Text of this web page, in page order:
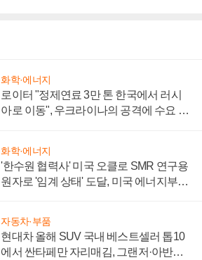
화학·에너지
로이터 "정제연료 3만 톤 한국에서 러시
아로 이동", 우크라이나의 공격에 수요 늘
화학·에너지
'한수원 협력사' 미국 오클로 SMR 연구용
원자로 '임계 상태' 도달, 미국 에너지부
자동차·부품
현대차 올해 SUV 국내 베스트셀러 톱10
에서 싼타페만 자리매김, 그랜저·아반떼